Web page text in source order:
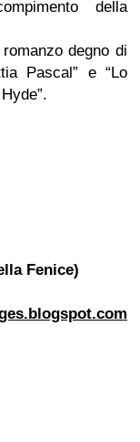
della
degno di
Pascal” e “Lo
Fenice)